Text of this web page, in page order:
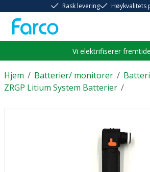
Rask levering Høykvalitets
Vi elektrifiserer
/
Hjem /
Batterier/ monitorer
/
ZRGP Litium System Batterier